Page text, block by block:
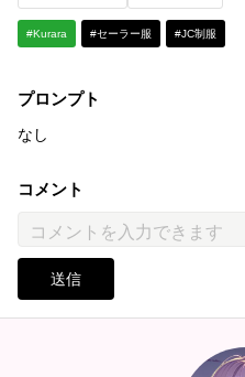
#Kurara #セーラー服 #JC制服
プロンプト
なし
コメント
送信